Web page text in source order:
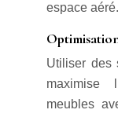
espace aéré.
Utiliser des
maximise
meubles